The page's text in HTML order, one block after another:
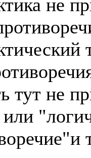
не
тут не